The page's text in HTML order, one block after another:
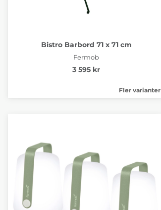
Bistro Barbord 71 x 71 cm
Fermob
3 595 kr
Fler varianter